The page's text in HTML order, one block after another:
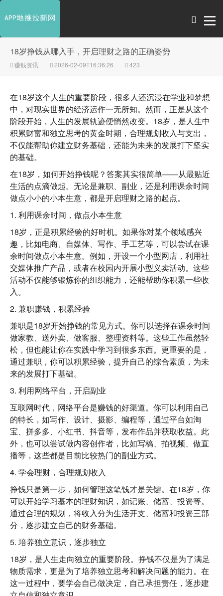
18岁挣钱从哪入手，开启理财之路的正确姿势
赚钱资讯 2026-02-09T16:36:26 423
在18岁这个人生的重要阶段，很多人还沉浸在学业和梦想
中，对现实世界的经济运作一无所知。然而，正是从这个
阶段开始，人生的发展轨迹便悄然改变。18岁，是人生中
积累财富和独立思考的黄金时期，合理规划收入与支出，
不仅能帮助你建立财务基础，还能为未来的发展打下坚实
的基础。
在18岁，如何开始挣钱呢？答案其实很简单——从最贴近
生活的点滴做起。无论是兼职、副业，还是利用课余时间
做点小小的小本生意，都是开启理财之路的起点。
1. 利用课余时间，做点小本生意
18岁，正是积累经验的好时机。如果你对某个领域感兴
趣，比如电商、自媒体、写作、手工艺等，可以尝试在课
余时间做点小本生意。例如，开设一个小型网店，利用社
交媒体推广产品，或者在校园内开展小型义卖活动。这些
活动不仅能够锻炼你的组织能力，还能帮助你积累一些收
入。
2. 兼职赚钱，积累经验
兼职是18岁开始挣钱的常见方式。你可以选择在课余时间
做家教、送外卖、做客服、整理资料等。这些工作虽然轻
松，但也能让你在实践中学习到很多东西。更重要的是，
通过兼职，你可以积累经验，提升自己的综合素质，为未
来的发展打下基础。
3. 利用网络平台，开启副业
互联网时代，网络平台是赚钱的好渠道。你可以利用自己
的特长，如写作、设计、摄影、编程等，通过平台如淘
宝、拼多多、小红书、抖音等，发布作品并获取收益。此
外，也可以尝试做内容创作者，比如写稿、拍视频、做直
播等，这些都是目前比较热门的副业方式。
4. 学会理财，合理规划收入
挣钱只是第一步，如何管理这笔钱才是关键。在18岁，你
可以开始学习基本的理财知识，如记账、储蓄、投资等。
通过合理的规划，将收入分为生活开支、储蓄和投资三部
分，逐步建立自己的财务基础。
5. 培养独立意识，逐步独立
18岁，是人生走向独立的重要阶段。挣钱不仅是为了满足
物质需求，更是为了培养独立思考和解决问题的能力。在
这一过程中，要学会自己做决定，自己承担责任，逐步建